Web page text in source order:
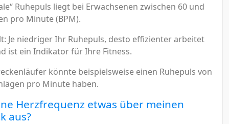
Ruhepuls liegt bei Erwachsenen zwischen 60 und
pro Minute (BPM).
Je niedriger Ihr Ruhepuls, desto effizienter arbeitet
ist ein Indikator für Ihre Fitness.
könnte beispielsweise einen Ruhepuls von
pro Minute haben.
Herzfrequenz etwas über meinen
aus?